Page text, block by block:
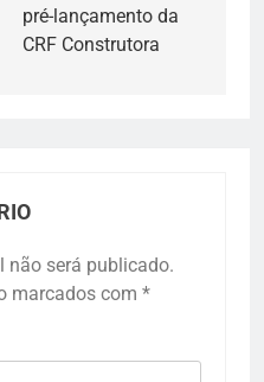
pré-lançamento da
CRF Construtora
não será publicado.
marcados com *